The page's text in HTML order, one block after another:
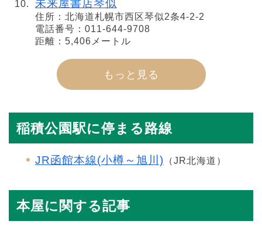
未来屋書店琴似
住所：北海道札幌市西区琴似2条4-2-2
電話番号：011-644-9708
距離：5,406メートル
もっと見る
稲積公園駅に停まる路線
JR函館本線(小樽～旭川) （JR北海道）
本屋に関する記事